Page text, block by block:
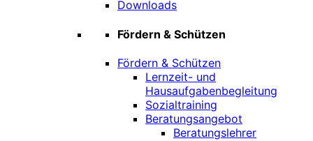
Downloads
Fördern & Schützen
Fördern & Schützen
Lernzeit- und
Hausaufgabenbegleitung
Sozialtraining
Beratungsangebot
Beratungslehrer